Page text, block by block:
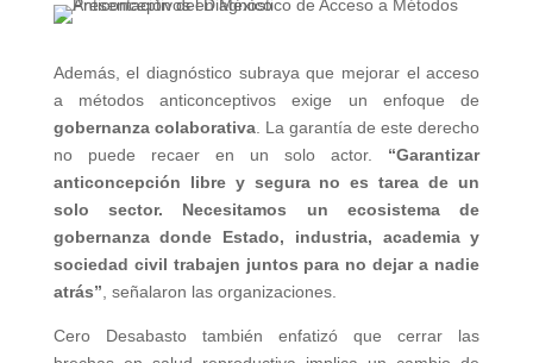
Además, el diagnóstico subraya que mejorar el acceso
a métodos anticonceptivos exige un enfoque de
gobernanza colaborativa. La garantía de este derecho
no puede recaer en un solo actor. “Garantizar
anticoncepción libre y segura no es tarea de un
solo sector. Necesitamos un ecosistema de
gobernanza donde Estado, industria, academia y
sociedad civil trabajen juntos para no dejar a nadie
atrás” , señalaron las organizaciones.
Cero Desabasto también enfatizó que cerrar las